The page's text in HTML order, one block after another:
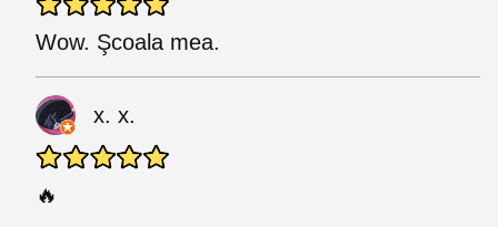
Wow. Şcoala mea.
x. x.
🔥